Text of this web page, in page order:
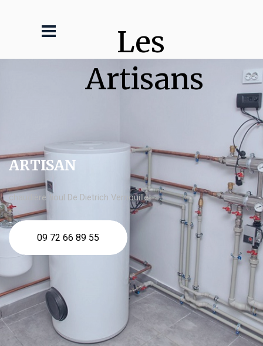
Les
Artisans
ARTISAN
chaudière fioul De Dietrich Vernouillet
09 72 66 89 55